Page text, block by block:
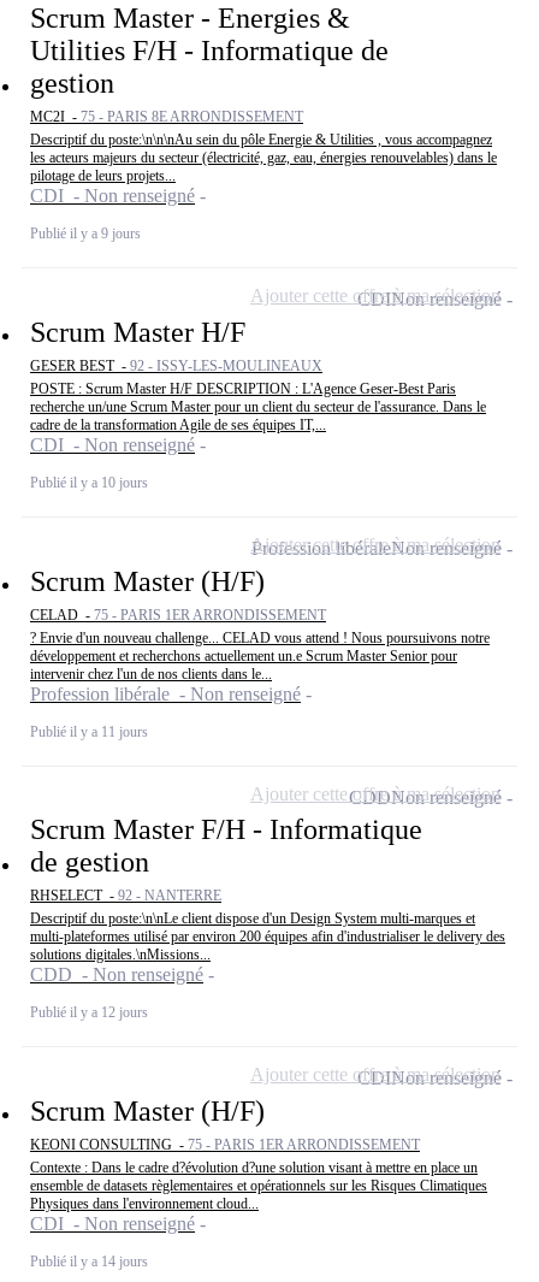
Scrum Master - Energies &
Utilities F/H - Informatique de
gestion
MC2I - 75 - PARIS 8E ARRONDISSEMENT
Descriptif du poste:\n\n\nAu sein du pôle Energie & Utilities , vous accompagnez
les acteurs majeurs du secteur (électricité, gaz, eau, énergies renouvelables) dans le
pilotage de leurs projets...
CDI - Non renseigné
Publié il y a 9 jours
Scrum Master H/F
GESER BEST - 92 - ISSY-LES-MOULINEAUX
POSTE : Scrum Master H/F DESCRIPTION : L'Agence Geser-Best Paris
recherche un/une Scrum Master pour un client du secteur de l'assurance. Dans le
cadre de la transformation Agile de ses équipes IT,...
CDI - Non renseigné
Publié il y a 10 jours
CDINon renseigné
Ajouter cette offre à ma sélection
Scrum Master (H/F)
CELAD - 75 - PARIS 1ER ARRONDISSEMENT
? Envie d'un nouveau challenge... CELAD vous attend ! Nous poursuivons notre
développement et recherchons actuellement un.e Scrum Master Senior pour
intervenir chez l'un de nos clients dans le...
Profession libérale - Non renseigné
Publié il y a 11 jours
Profession libéraleNon renseigné
Ajouter cette offre à ma sélection
Scrum Master F/H - Informatique
de gestion
RHSELECT - 92 - NANTERRE
Descriptif du poste:\n\nLe client dispose d'un Design System multi-marques et
multi-plateformes utilisé par environ 200 équipes afin d'industrialiser le delivery des
solutions digitales.\nMissions...
CDD - Non renseigné
Publié il y a 12 jours
CDDNon renseigné
Ajouter cette offre à ma sélection
Scrum Master (H/F)
KEONI CONSULTING - 75 - PARIS 1ER ARRONDISSEMENT
Contexte : Dans le cadre d?évolution d?une solution visant à mettre en place un
ensemble de datasets règlementaires et opérationnels sur les Risques Climatiques
Physiques dans l'environnement cloud...
CDI - Non renseigné
Publié il y a 14 jours
CDINon renseigné
Ajouter cette offre à ma sélection